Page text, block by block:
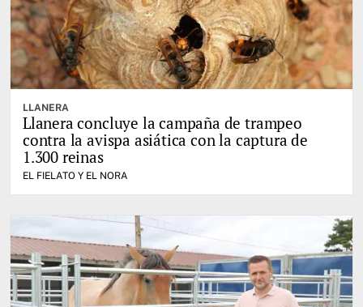
LLANERA
Llanera concluye la campaña de trampeo
contra la avispa asiática con la captura de
1.300 reinas
EL FIELATO Y EL NORA